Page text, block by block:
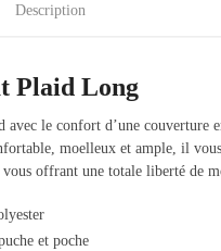
Description
Plaid Long
avec le confort d’une couverture
moelleux et ample, il
offrant une totale liberté de
et poche